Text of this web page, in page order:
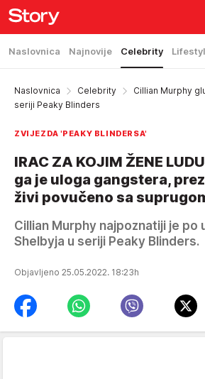
Naslovnica Najnovije Celebrity
Naslovnica Celebrity
Cillian Murphy
seriji Peaky Blinders
ZVIJEZDA 'PEAKY BLINDERSA'
IRAC ZA KOJIM ŽENE
ga je uloga gangstera,
živi povučeno sa
Cillian Murphy najpoznatiji je po
Shelbyja u seriji Peaky Blinders.
Objavljeno 25.05.2022. 18:23h